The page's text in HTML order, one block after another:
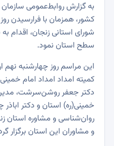
به گزارش روابط‌عمومی
کشور، همزمان با فرارسیدن
شورای استانی زنجان، اقدام به
سطح استان نمود.
کمیته امداد امداد امام
دکتر جعفر روشن‌سرشت،
خمینی(ره) استان و دکتر
روان‌شناسی و مشاوره استان
و مشاوران این استان برگزار